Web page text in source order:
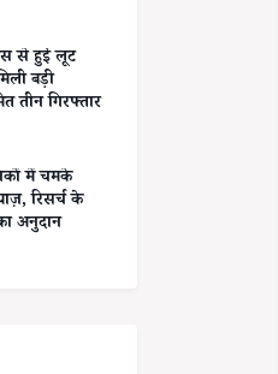
से हुई लूट
बड़ी
तीन गिरफ्तार
में चमके
रिसर्च के
अनुदान